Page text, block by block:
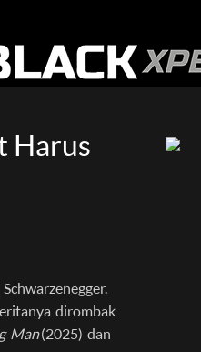
Harus
dirombak
Man(2025) dan